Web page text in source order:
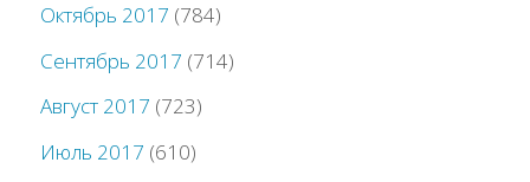
Октябрь 2017 (784)
Сентябрь 2017 (714)
Август 2017 (723)
Июль 2017 (610)